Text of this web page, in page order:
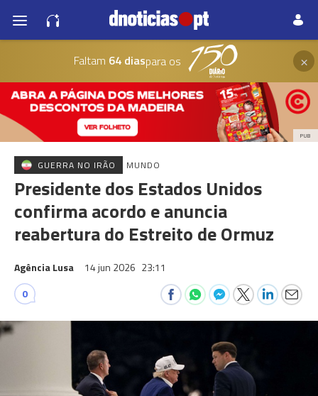
Faltam 64 diaspara os ×
PUB
GUERRA NO IRÃO MUNDO
Presidente dos Estados Unidos
confirma acordo e anuncia
reabertura do Estreito de Ormuz
Agência Lusa 14 jun 2026 23:11
0